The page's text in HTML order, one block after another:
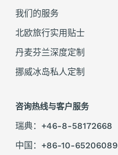
我们的服务
北欧旅行实用贴士
丹麦芬兰深度定制
挪威冰岛私人定制
咨询热线与客户服务
瑞典：+46-8-58172668
中国：+86-10-65206089